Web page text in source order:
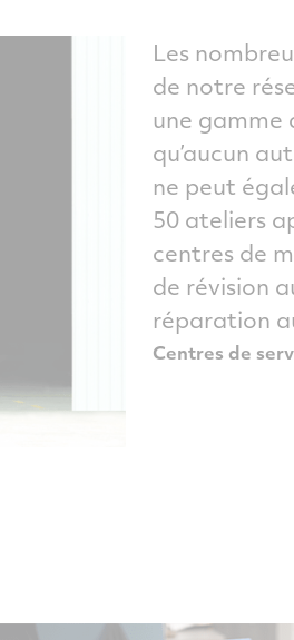
Les
de notre
une gamme
qu’aucun
ne peut
50 ateliers
centres de
de révision
réparation
Centres de